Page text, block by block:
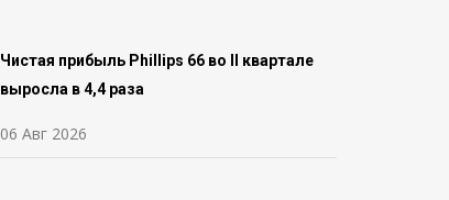
Чистая прибыль Phillips 66 во ll квартале
выросла в 4,4 раза
06 Авг 2026